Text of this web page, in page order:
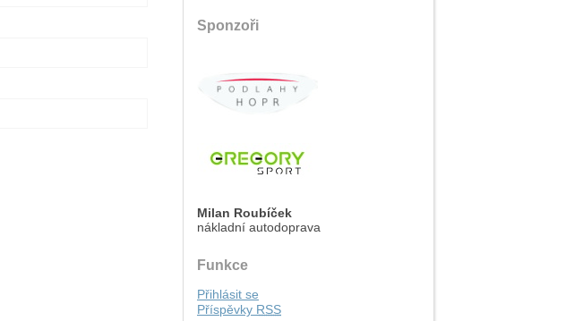
Sponzoři
Milan Roubíček
nákladní autodoprava
Funkce
Přihlásit se
Příspěvky RSS